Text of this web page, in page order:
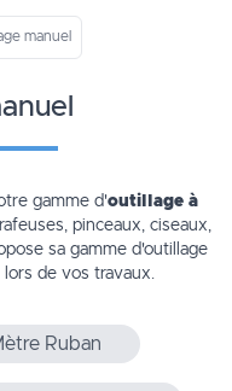
manuel
gamme d'outillage à
pinceaux, ciseaux,
sa gamme d'outillage
de vos travaux.
Ruban